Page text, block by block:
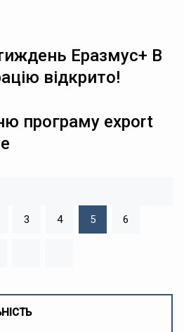
Еразмус+ В
відкрито!
програму export
3 4 5 6